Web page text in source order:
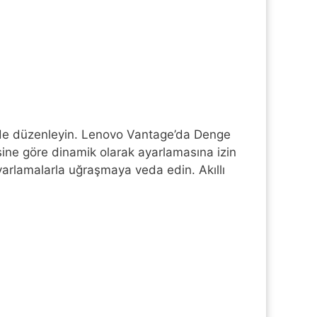
düzenleyin. Lenovo Vantage’da Denge
göre dinamik olarak ayarlamasına izin
uğraşmaya veda edin. Akıllı